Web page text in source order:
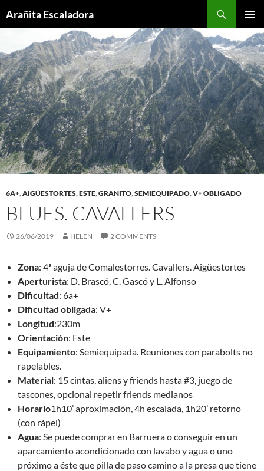
toArañita Escaladora
MENU
6A+,AIGÜESTORTES,ESTE,GRANITO,SEMIEQUIPADO,V+ OBLIGADO
BLUES. CAVALLERS
26/06/2019 HELEN 2 COMMENTS
Zona: 4ª aguja de Comalestorres. Cavallers. Aigüestortes
Aperturista: D. Brascó, C. Gascó y L. Alfonso
Dificultad: 6a+
Dificultad obligada: V+
Longitud:230m
Orientación: Este
Equipamiento: Semiequipada. Reuniones con parabolts no
rapelables.
Material: 15 cintas, aliens y friends hasta #3, juego de
tascones, opcional repetir friends medianos
Horario1h10’ aproximación, 4h escalada, 1h20’ retorno
(con rápel)
Agua: Se puede comprar en Barruera o conseguir en un
aparcamiento acondicionado con lavabo y agua o uno
próximo a éste que pilla de paso camino a la presa que tiene